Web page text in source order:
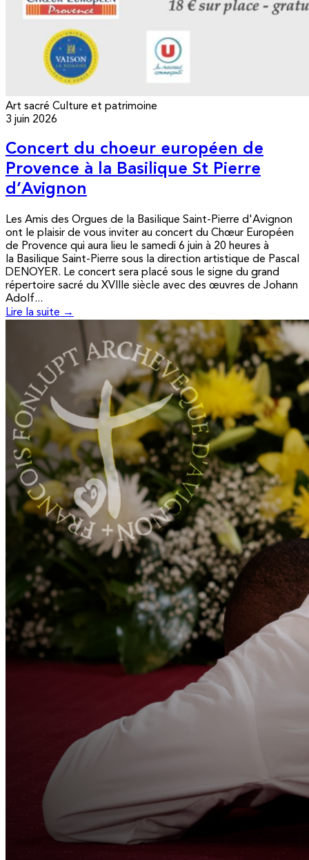
Art sacré Culture et patrimoine
3 juin 2026
Concert du choeur européen de
Provence à la Basilique St Pierre
d’Avignon
Les Amis des Orgues de la Basilique Saint-Pierre d'Avignon
ont le plaisir de vous inviter au concert du Chœur Européen
de Provence qui aura lieu le samedi 6 juin à 20 heures à
la Basilique Saint-Pierre sous la direction artistique de Pascal
DENOYER. Le concert sera placé sous le signe du grand
répertoire sacré du XVIIIe siècle avec des œuvres de Johann
Adolf...
Lire la suite →